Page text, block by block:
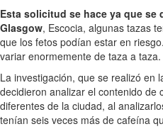
Esta solicitud se hace ya que
Glasgow, Escocia, algunas tazas
que los fetos podían estar en
variar enormemente de taza a taza.
La investigación, que se realizó en
decidieron analizar el contenido de
diferentes de la ciudad, al
tenían seis veces más de cafeína